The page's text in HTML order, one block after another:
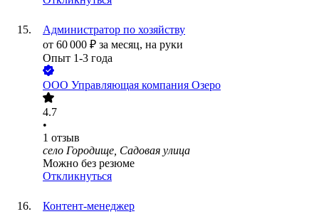
Администратор по хозяйству
от 60 000 ₽ за месяц, на руки
Опыт 1-3 года
ООО Управляющая компания Озеро
4.7
•
1 отзыв
село Городище, Садовая улица
Можно без резюме
Откликнуться
Контент-менеджер